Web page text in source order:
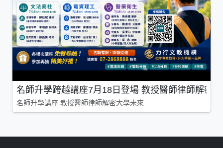
名師升學跨越講座7月18日登場 教授醫師律師解密
名師升學講座 教授醫師律師解密大學未來